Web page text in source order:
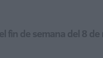
fin de semana del 8 de